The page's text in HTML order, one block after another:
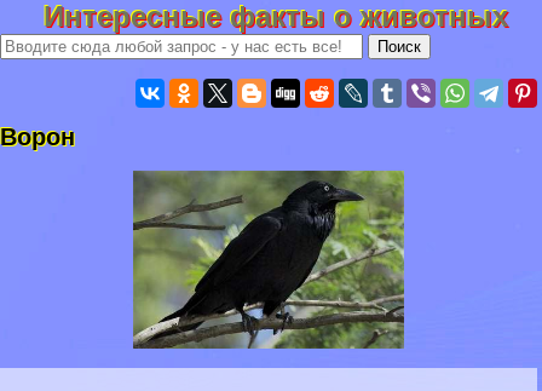
Интересные факты о животных
Ворон